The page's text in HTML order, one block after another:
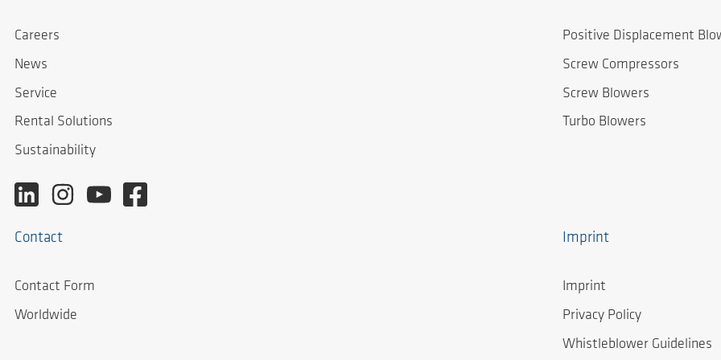
Careers
News
Service
Rental Solutions
Sustainability
Positive Displacement
Screw Compressors
Screw Blowers
Turbo Blowers
Contact
Contact Form
Worldwide
Imprint
Imprint
Privacy Policy
Whistleblower Guidelines